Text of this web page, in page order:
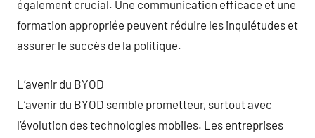
également crucial. Une communication efficace et une
formation appropriée peuvent réduire les inquiétudes et
assurer le succès de la politique.
L’avenir du BYOD
L’avenir du BYOD semble prometteur, surtout avec
l’évolution des technologies mobiles. Les entreprises